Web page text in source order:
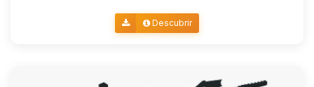
Descubrir